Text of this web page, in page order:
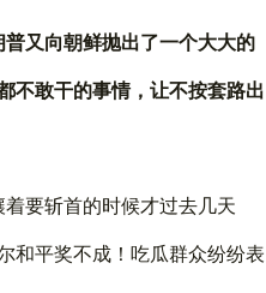
又向朝鲜抛出了一个大大的
不敢干的事情，让不按套路出
要斩首的时候才过去几天
和平奖不成！吃瓜群众纷纷表